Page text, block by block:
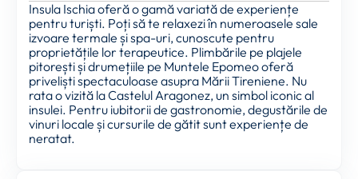
Insula Ischia oferă o gamă variată de experiențe
pentru turiști. Poți să te relaxezi în numeroasele sale
izvoare termale și spa-uri, cunoscute pentru
proprietățile lor terapeutice. Plimbările pe plajele
pitorești și drumețiile pe Muntele Epomeo oferă
priveliști spectaculoase asupra Mării Tireniene. Nu
rata o vizită la Castelul Aragonez, un simbol iconic al
insulei. Pentru iubitorii de gastronomie, degustările de
vinuri locale și cursurile de gătit sunt experiențe de
neratat.